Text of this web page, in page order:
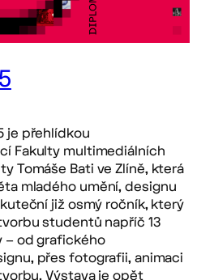
je přehlídkou
Fakulty multimediálních
Tomáše Bati ve Zlíně, která
mladého umění, designu
již osmý ročník, který
studentů napříč 13
– od grafického
přes fotografii, animaci
Výstava je opět